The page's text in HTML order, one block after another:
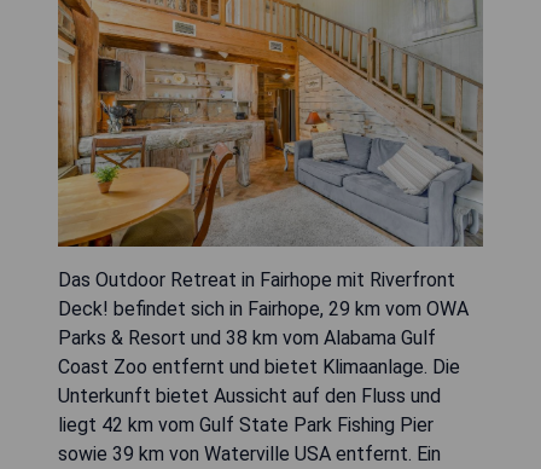
Das Outdoor Retreat in Fairhope mit Riverfront
Deck! befindet sich in Fairhope, 29 km vom OWA
Parks & Resort und 38 km vom Alabama Gulf
Coast Zoo entfernt und bietet Klimaanlage. Die
Unterkunft bietet Aussicht auf den Fluss und
liegt 42 km vom Gulf State Park Fishing Pier
sowie 39 km von Waterville USA entfernt. Ein